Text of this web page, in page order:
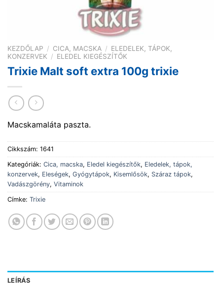
KEZDŐLAP / CICA, MACSKA / ELEDELEK, TÁPOK,
KONZERVEK / ELEDEL KIEGÉSZÍTŐK
Trixie Malt soft extra 100g trixie
Macskamaláta paszta.
Cikkszám: 1641
Kategóriák: Cica, macska, Eledel kiegészítők, Eledelek, tápok,
konzervek, Eleségek, Gyógytápok, Kisemlősök, Száraz tápok,
Vadászgörény, Vitaminok
Címke: Trixie
LEÍRÁS